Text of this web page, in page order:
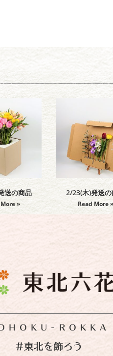
送の商品
»
2/23(木)発送
Read More »
ROKKA
#東北を飾ろう